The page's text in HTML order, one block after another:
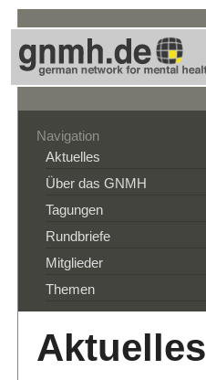
Navigation
Aktuelles
Über das GNMH
Tagungen
Rundbriefe
Mitglieder
Themen
Aktuelles